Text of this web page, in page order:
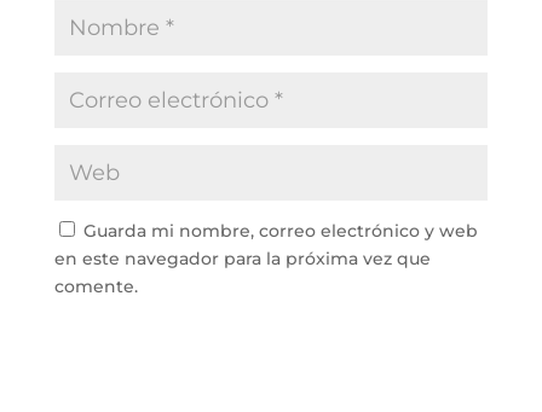
Guarda mi nombre, correo electrónico y web
en este navegador para la próxima vez que
comente.